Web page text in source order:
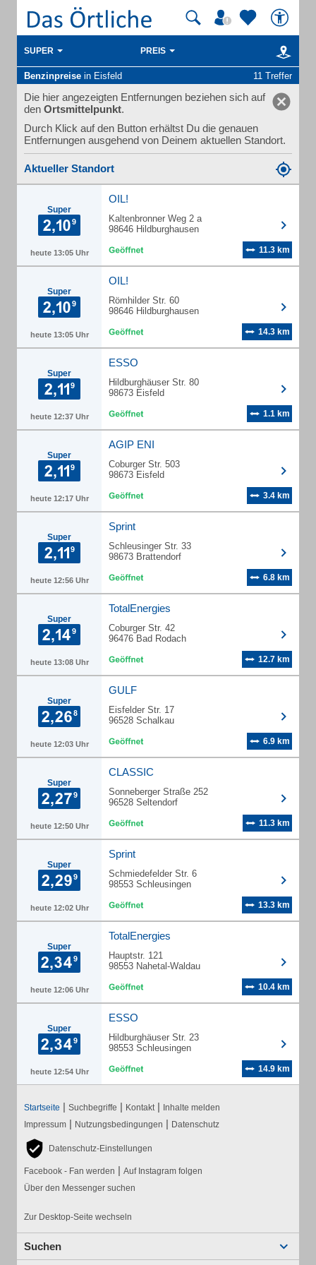
SUPER PREIS
Benzinpreise in Eisfeld 11 Treffer
Die hier angezeigten Entfernungen beziehen sich auf
den Ortsmittelpunkt.
Durch Klick auf den Button erhältst Du die genauen
Entfernungen ausgehend von Deinem aktuellen Standort.
Aktueller Standort
Super
heute 13:05 Uhr
OIL!
Kaltenbronner Weg 2 a
98646 Hildburghausen
11.3 km
Super
heute 13:05 Uhr
OIL!
Römhilder Str. 60
98646 Hildburghausen
14.3 km
Super
heute 12:37 Uhr
ESSO
Hildburghäuser Str. 80
98673 Eisfeld
1.1 km
Super
heute 12:17 Uhr
AGIP ENI
Coburger Str. 503
98673 Eisfeld
3.4 km
Super
heute 12:56 Uhr
Sprint
Schleusinger Str. 33
98673 Brattendorf
6.8 km
Super
heute 13:08 Uhr
TotalEnergies
Coburger Str. 42
96476 Bad Rodach
12.7 km
Super
heute 12:03 Uhr
GULF
Eisfelder Str. 17
96528 Schalkau
6.9 km
Super
heute 12:50 Uhr
CLASSIC
Sonneberger Straße 252
96528 Seltendorf
11.3 km
Super
heute 12:02 Uhr
Sprint
Schmiedefelder Str. 6
98553 Schleusingen
13.3 km
Super
heute 12:06 Uhr
TotalEnergies
Hauptstr. 121
98553 Nahetal-Waldau
10.4 km
Super
heute 12:54 Uhr
ESSO
Hildburghäuser Str. 23
98553 Schleusingen
14.9 km
Startseite | Suchbegriffe | Kontakt | Inhalte melden
Impressum | Nutzungsbedingungen | Datenschutz
Datenschutz-Einstellungen
Facebook - Fan werden | Auf Instagram folgen
Über den Messenger suchen
Zur Desktop-Seite wechseln
Suchen